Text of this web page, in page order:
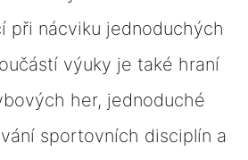
při nácviku jednoduchých
výuky je také hraní
her, jednoduché
sportovních disciplín a